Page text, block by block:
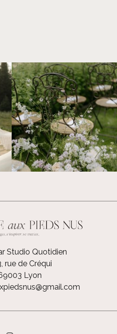
Studio Quotidien
rue de Créqui
Lyon